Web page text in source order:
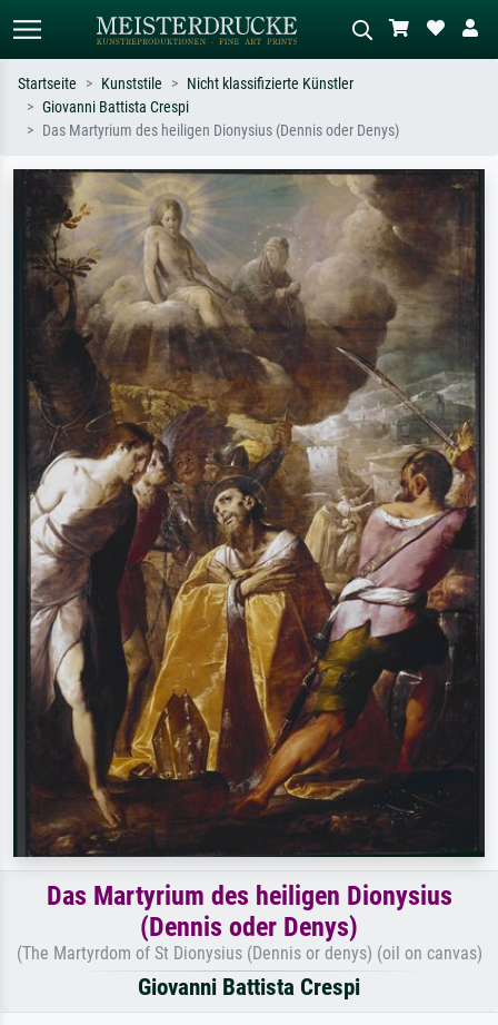
Standardsuche KI-Bildersuche
oder Stilen – z.B. Monet,
Sternennacht, Impressionismus, Welle
Hokusai, Akt.
Wiese, Abstrakt mit viel Rot, Dunkles
Ölgemälde, Stehender Akt neben einem
Baum.
Startseite Kunststile
Nicht klassifizierte Künstler
Giovanni Battista Crespi
Das Martyrium des heiligen Dionysius (Dennis oder Denys)
Das Martyrium des heiligen Dionysius
(Dennis oder Denys)
(The Martyrdom of St Dionysius (Dennis or denys) (oil on canvas)
Giovanni Battista Crespi